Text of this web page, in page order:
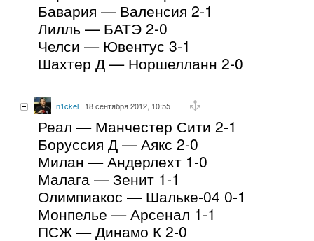
Бавария — Валенсия 2-1
Лилль — БАТЭ 2-0
Челси — Ювентус 3-1
Шахтер Д — Норшелланн 2-0
n1ckel 18 сентября 2012, 10:55
Реал — Манчестер Сити 2-1
Боруссия Д — Аякс 2-0
Милан — Андерлехт 1-0
Малага — Зенит 1-1
Олимпиакос — Шальке-04 0-1
Монпелье — Арсенал 1-1
ПСЖ — Динамо К 2-0